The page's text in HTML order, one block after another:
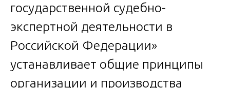
государственной судебно-
экспертной деятельности в
Российской Федерации»
устанавливает общие принципы
организации и производства